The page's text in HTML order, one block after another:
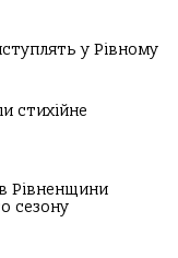
у Рівному
стихійне
Рівненщини
сезону